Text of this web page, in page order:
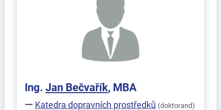
Ing. Jan Bečvařík, MBA
Katedra dopravních prostředků (doktorand)